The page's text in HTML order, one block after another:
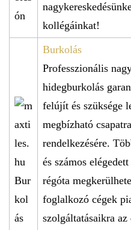
kollégáinkat!
Burkolás
Professzionális
hidegburkolás
felújít és szüksége
megbízható
rendelkezésére.
és számos
régóta
foglalkozó cégek
szolgáltatásaikra